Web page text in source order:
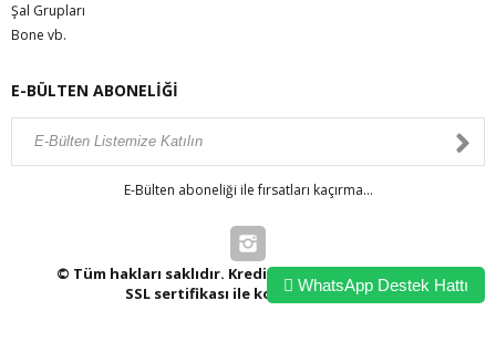
Şal Grupları
Bone vb.
E-BÜLTEN ABONELİĞİ
E-Bülten aboneliği ile fırsatları kaçırma...
© Tüm hakları saklıdır. Kredi kartı bilgileriniz 256bit
SSL sertifikası ile korunmaktadır.WhatsApp Destek Hattı